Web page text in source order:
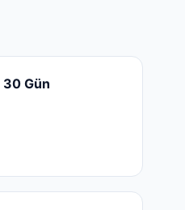
30 Gün